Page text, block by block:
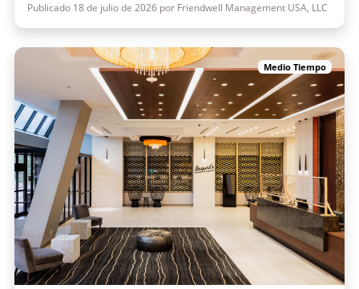
Publicado 18 de julio de 2026 por Friendwell Management USA, LLC
Medio Tiempo